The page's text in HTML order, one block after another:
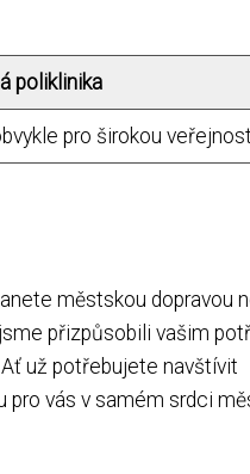
poliklinika
pro širokou veřejnost
městskou dopravou
přizpůsobili vašim
už potřebujete navštívit
vás v samém srdci